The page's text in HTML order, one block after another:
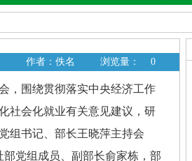
作者：佚名 浏览量： 0
围绕贯彻落实中央经济工作
社会化就业有关意见建议，研
组书记、部长王晓萍主持会
党组成员、副部长俞家栋，部